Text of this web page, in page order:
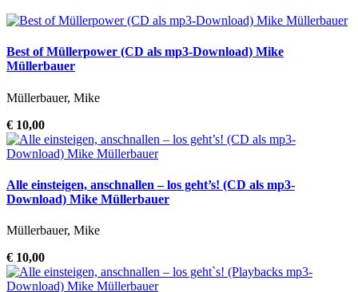
Best of Müllerpower (CD als mp3-Download) Mike
Müllerbauer
Müllerbauer, Mike
€ 10,00
Alle einsteigen, anschnallen – los geht’s! (CD als mp3-
Download) Mike Müllerbauer
Müllerbauer, Mike
€ 10,00